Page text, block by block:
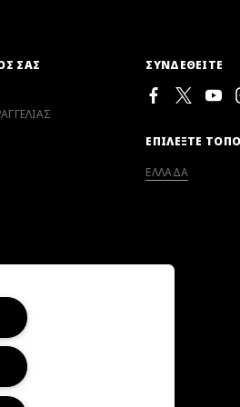
ΣΑΣ
ΣΥΝΔΕΘΕΙΤΕ
ΕΠΙΛΕΞΤΕ
ΕΛΛΑΔΑ